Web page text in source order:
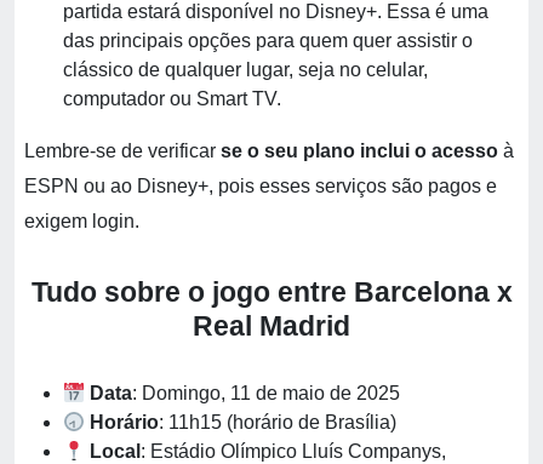
partida estará disponível no Disney+. Essa é uma
das principais opções para quem quer assistir o
clássico de qualquer lugar, seja no celular,
computador ou Smart TV.
Lembre-se de verificar se o seu plano inclui o acesso à
ESPN ou ao Disney+, pois esses serviços são pagos e
exigem login.
Tudo sobre o jogo entre Barcelona x
Real Madrid
Data: Domingo, 11 de maio de 2025
Horário: 11h15 (horário de Brasília)
Local : Estádio Olímpico Lluís Companys,